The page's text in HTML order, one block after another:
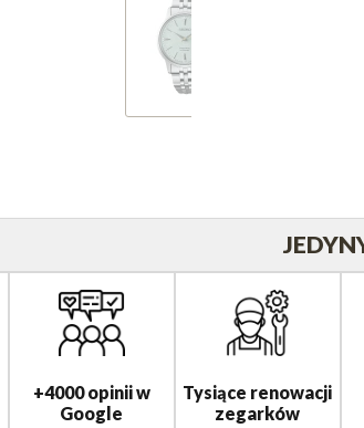
+4000 opinii w
Google
Tysiące renowacji
zegarków